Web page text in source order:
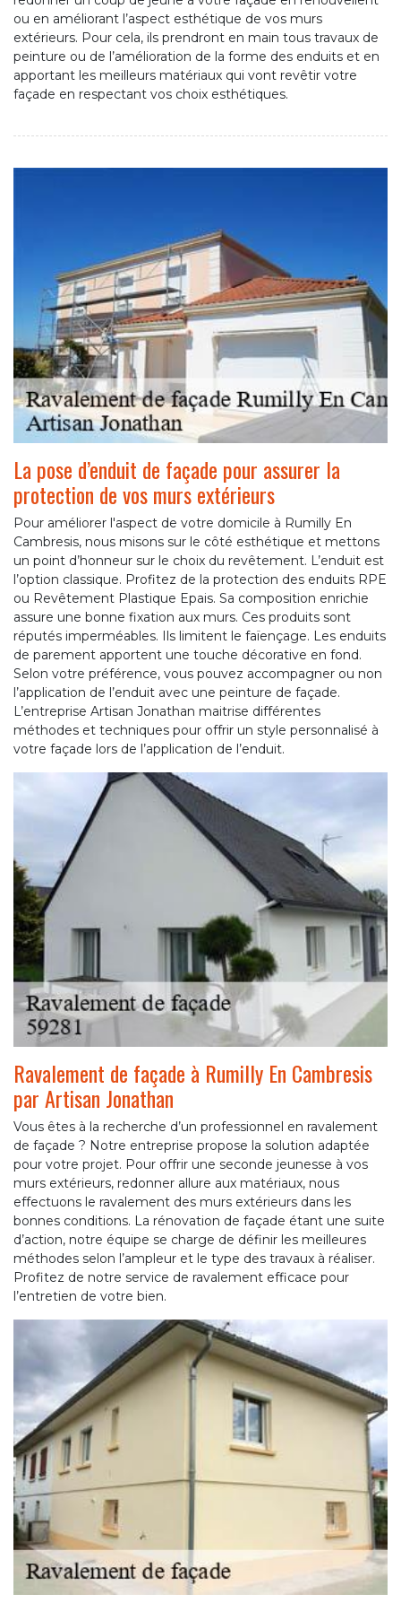
ou en améliorant l’aspect esthétique de vos murs
extérieurs. Pour cela, ils prendront en main tous travaux de
peinture ou de l’amélioration de la forme des enduits et en
apportant les meilleurs matériaux qui vont revêtir votre
façade en respectant vos choix esthétiques.
La pose d’enduit de façade pour assurer la
protection de vos murs extérieurs
Pour améliorer l'aspect de votre domicile à Rumilly En
Cambresis, nous misons sur le côté esthétique et mettons
un point d’honneur sur le choix du revêtement. L’enduit est
l’option classique. Profitez de la protection des enduits RPE
ou Revêtement Plastique Epais. Sa composition enrichie
assure une bonne fixation aux murs. Ces produits sont
réputés imperméables. Ils limitent le faïençage. Les enduits
de parement apportent une touche décorative en fond.
Selon votre préférence, vous pouvez accompagner ou non
l’application de l’enduit avec une peinture de façade.
L’entreprise Artisan Jonathan maitrise différentes
méthodes et techniques pour offrir un style personnalisé à
votre façade lors de l’application de l’enduit.
Ravalement de façade à Rumilly En Cambresis
par Artisan Jonathan
Vous êtes à la recherche d’un professionnel en ravalement
de façade ? Notre entreprise propose la solution adaptée
pour votre projet. Pour offrir une seconde jeunesse à vos
murs extérieurs, redonner allure aux matériaux, nous
effectuons le ravalement des murs extérieurs dans les
bonnes conditions. La rénovation de façade étant une suite
d’action, notre équipe se charge de définir les meilleures
méthodes selon l’ampleur et le type des travaux à réaliser.
Profitez de notre service de ravalement efficace pour
l’entretien de votre bien.